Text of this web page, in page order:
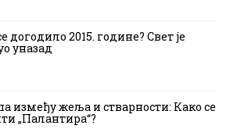
догодило 2015. године? Свет је
уназад
између жеља и стварности: Како се
„Палантира“?